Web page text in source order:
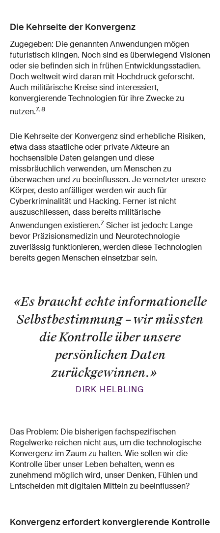
Die Kehrseite der Konvergenz
Zugegeben: Die genannten Anwendungen mögen
futuristisch klingen. Noch sind es überwiegend Visionen
oder sie befinden sich in frühen Entwicklungsstadien.
Doch weltweit wird daran mit Hochdruck geforscht.
Auch militärische Kreise sind interessiert,
konvergierende Technologien für ihre Zwecke zu
nutzen.7, 8
Die Kehrseite der Konvergenz sind erhebliche Risiken,
etwa dass staatliche oder private Akteure an
hochsensible Daten gelangen und diese
missbräuchlich verwenden, um Menschen zu
überwachen und zu beeinflussen. Je vernetzter unsere
Körper, desto anfälliger werden wir auch für
Cyberkriminalität und Hacking. Ferner ist nicht
auszuschliessen, dass bereits militärische
Anwendungen existieren.7 Sicher ist jedoch: Lange
bevor Präzisionsmedizin und Neurotechnologie
zuverlässig funktionieren, werden diese Technologien
bereits gegen Menschen einsetzbar sein.
«Es braucht echte informationelle
Selbstbestimmung – wir müssten
die Kontrolle über unsere
persönlichen Daten
zurückgewinnen.»
DIRK HELBLING
Das Problem: Die bisherigen fachspezifischen
Regelwerke reichen nicht aus, um die technologische
Konvergenz im Zaum zu halten. Wie sollen wir die
Kontrolle über unser Leben behalten, wenn es
zunehmend möglich wird, unser Denken, Fühlen und
Entscheiden mit digitalen Mitteln zu beeinflussen?
Konvergenz erfordert konvergierende Kontrolle